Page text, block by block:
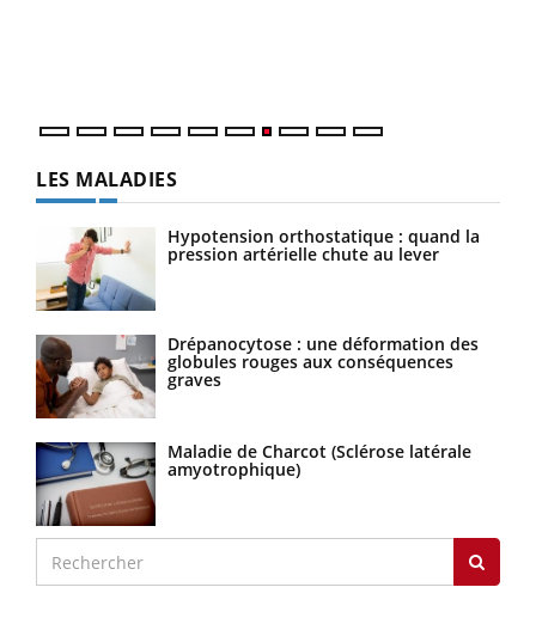
LES MALADIES
Hypotension orthostatique : quand la
pression artérielle chute au lever
Drépanocytose : une déformation des
globules rouges aux conséquences
graves
Maladie de Charcot (Sclérose latérale
amyotrophique)